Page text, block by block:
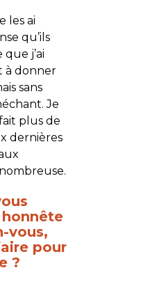
les ai
qu’ils
j’ai
à donner
sans
Je
plus de
dernières
vous,
pour
?